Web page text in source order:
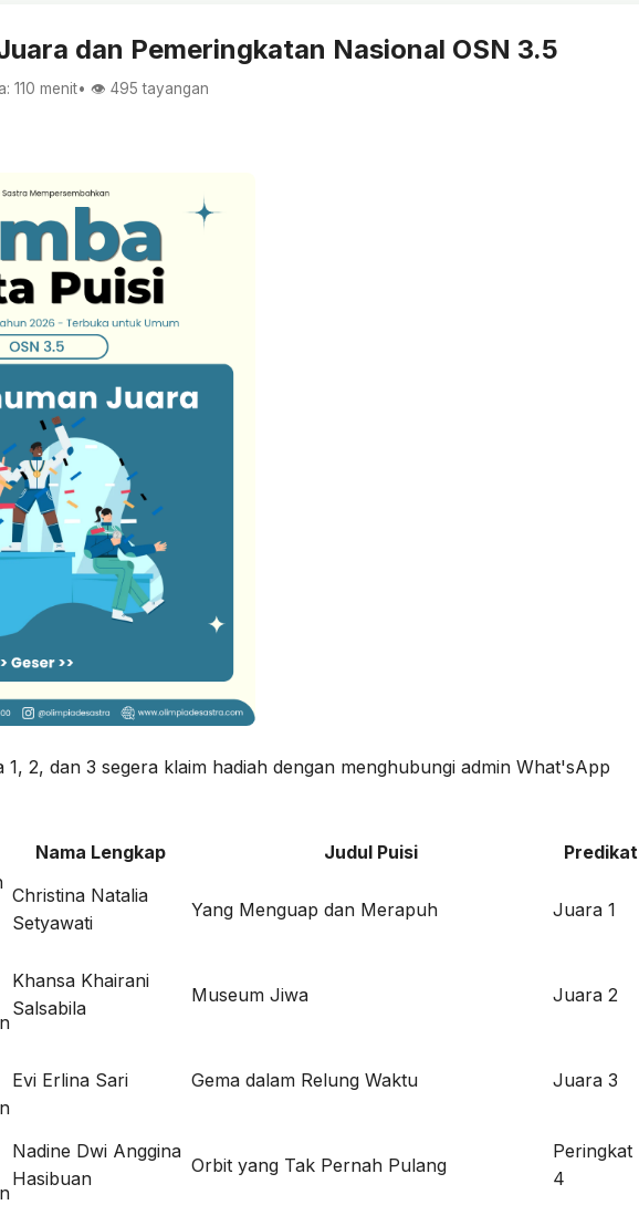
dan Pemeringkatan Nasional OSN 3.5
110 menit• 👁️ 495 tayangan
1, 2, dan 3 segera klaim hadiah dengan menghubungi admin What'sApp
Nama Lengkap Judul Puisi Predikat
Christina Natalia
Setyawati
Yang Menguap dan Merapuh Juara 1
Khansa Khairani
Salsabila
Museum Jiwa Juara 2
Evi Erlina Sari Gema dalam Relung Waktu Juara 3
Nadine Dwi Anggina
Hasibuan
Orbit yang Tak Pernah Pulang
Peringkat
4